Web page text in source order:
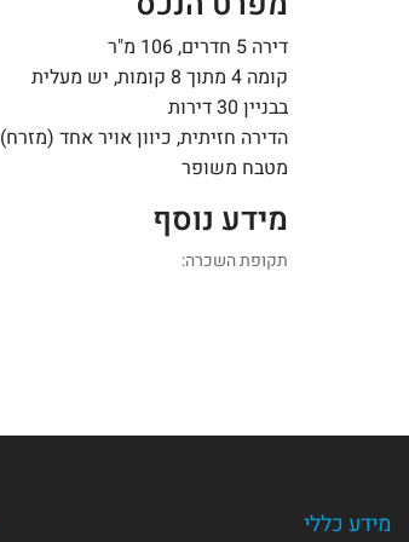
דירה 5 חדרים, 106 מ"ר
קומה 4 מתוך 8 קומות, יש מעלית
בבניין 30 דירות
הדירה חזיתית, כיוון אויר אחד (מזרח)
מטבח משופר
מידע נוסף
תקופת השכרה:
מידע כללי